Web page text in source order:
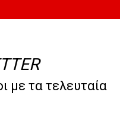
Μορφωτικών
με τα τελευταία